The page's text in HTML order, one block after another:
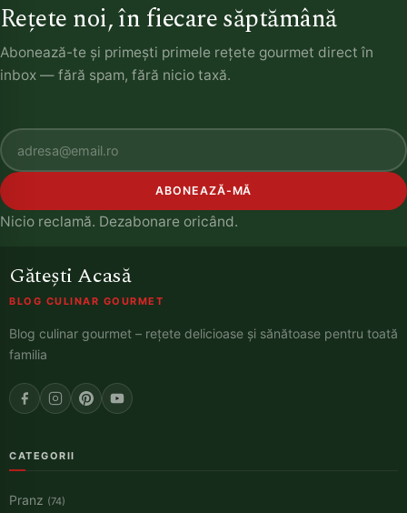
Rețete noi, în fiecare săptămână
Abonează-te și primești primele rețete gourmet direct în
inbox — fără spam, fără nicio taxă.
ABONEAZĂ-MĂ
Nicio reclamă. Dezabonare oricând.
Gătești Acasă
BLOG CULINAR GOURMET
Blog culinar gourmet – rețete delicioase și sănătoase pentru toată
familia
CATEGORII
Pranz (74)